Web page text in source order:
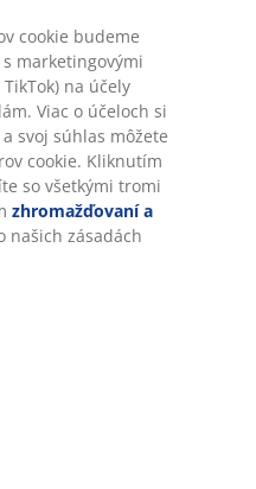
cookie budeme
marketingovými
na účely
Viac o účeloch si
svoj súhlas môžete
cookie. Kliknutím
so všetkými tromi
zhromažďovaní a
našich zásadách